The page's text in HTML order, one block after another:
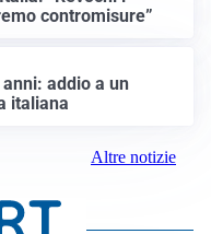
contromisure”
addio a un
italiana
Altre notizie